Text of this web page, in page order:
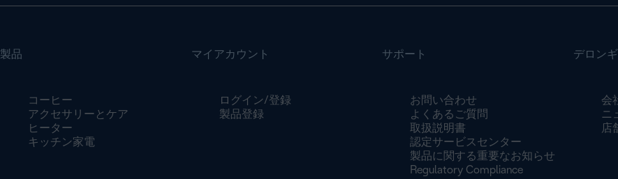
製品
コーヒー
アクセサリーとケア
ヒーター
キッチン家電
マイアカウント
ログイン/登録
製品登録
サポート
お問い合わせ
よくあるご質問
取扱説明書
認定サービスセンター
製品に関する重要なお知らせ
Regulatory Compliance
デロン
会
ニ
店